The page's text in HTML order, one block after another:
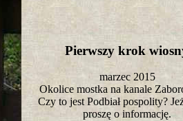
Pierwszy krok
marzec 2015
Okolice mostka na kanale
Czy to jest Podbiał pospolity?
proszę o informację.